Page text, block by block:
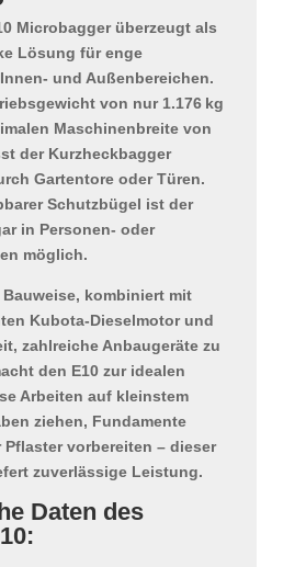
Microbaggerüberzeugt als
Lösung für enge
und Außenbereichen.
von nur 1.176 kg
Maschinenbreite von
der Kurzheckbagger
Gartentore oder Türen.
Schutzbügel ist der
in Personen- oder
möglich.
, kombiniert mit
Kubota-Dieselmotorund
zahlreiche Anbaugeräte zu
den E10 zur idealen
Arbeiten auf kleinstem
ziehen, Fundamente
vorbereiten – dieser
zuverlässige Leistung.
Daten des